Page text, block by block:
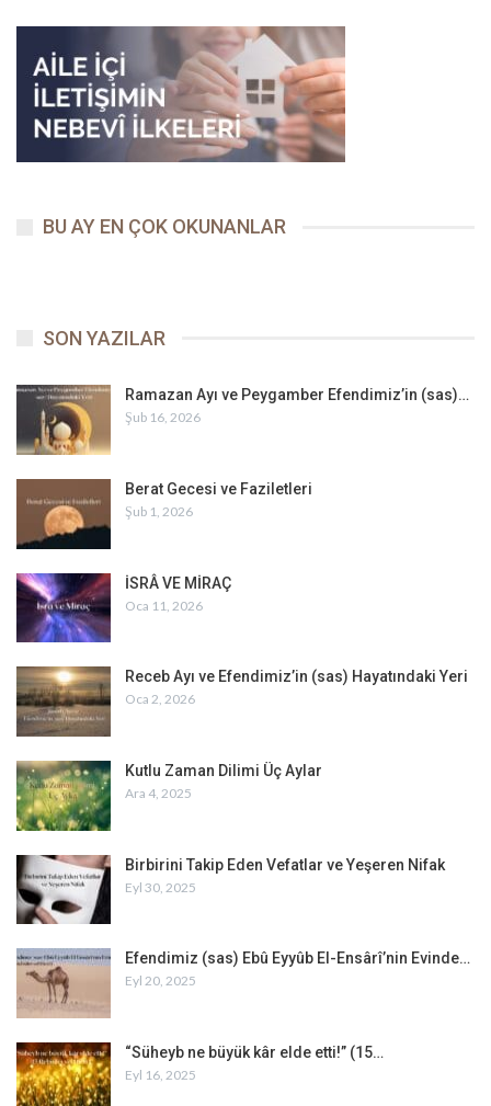
BU AY EN ÇOK OKUNANLAR
SON YAZILAR
Ramazan Ayı ve Peygamber Efendimiz’in (sas)…
Şub 16, 2026
Berat Gecesi ve Faziletleri
Şub 1, 2026
İSRÂ VE MİRAÇ
Oca 11, 2026
Receb Ayı ve Efendimiz’in (sas) Hayatındaki Yeri
Oca 2, 2026
Kutlu Zaman Dilimi Üç Aylar
Ara 4, 2025
Birbirini Takip Eden Vefatlar ve Yeşeren Nifak
Eyl 30, 2025
Efendimiz (sas) Ebû Eyyûb El-Ensârî’nin Evinde…
Eyl 20, 2025
“Süheyb ne büyük kâr elde etti!” (15…
Eyl 16, 2025